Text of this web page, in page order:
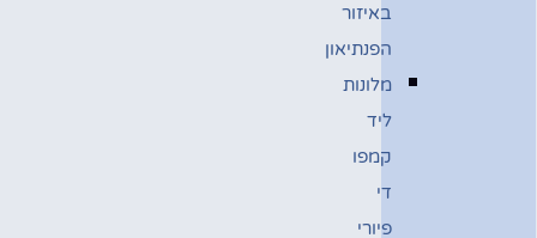
באיזור
הפנתיאון
מלונות
ליד
קמפו
די
פיורי